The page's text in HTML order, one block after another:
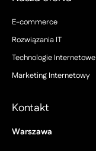
E-commerce
Rozwiązania IT
Technologie Internetowe
Marketing Internetowy
Kontakt
Warszawa